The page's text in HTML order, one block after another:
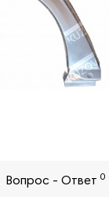
Вопрос - Ответ 0